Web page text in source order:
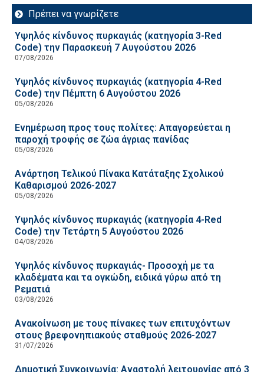
Πρέπει να γνωρίζετε
Υψηλός κίνδυνος πυρκαγιάς (κατηγορία 3-Red
Code) την Παρασκευή 7 Αυγούστου 2026
07/08/2026
Υψηλός κίνδυνος πυρκαγιάς (κατηγορία 4-Red
Code) την Πέμπτη 6 Αυγούστου 2026
05/08/2026
Ενημέρωση προς τους πολίτες: Απαγορεύεται η
παροχή τροφής σε ζώα άγριας πανίδας
05/08/2026
Ανάρτηση Τελικού Πίνακα Κατάταξης Σχολικού
Καθαρισμού 2026-2027
05/08/2026
Υψηλός κίνδυνος πυρκαγιάς (κατηγορία 4-Red
Code) την Τετάρτη 5 Αυγούστου 2026
04/08/2026
Υψηλός κίνδυνος πυρκαγιάς- Προσοχή με τα
κλαδέματα και τα ογκώδη, ειδικά γύρω από τη
Ρεματιά
03/08/2026
Ανακοίνωση με τους πίνακες των επιτυχόντων
στους βρεφονηπιακούς σταθμούς 2026-2027
31/07/2026
Δημοτική Συγκοινωνία: Αναστολή λειτουργίας από 3